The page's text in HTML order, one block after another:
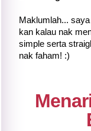
Maklumlah...
kan kalau nak
simple serta
nak faham! :)